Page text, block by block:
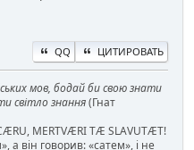
QQ ЦИТИРОВАТЬ
мов, бодай би свою знати
світло знання(Гнат
MERTVÆRI TÆ SLAVUTÆT!
а він говорив: «сатем», і не